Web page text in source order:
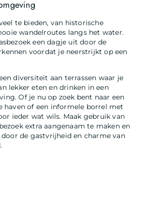
te bieden, van historische
wandelroutes langs het water.
een dagje uit door de
voordat je neerstrijkt op een
diversiteit aan terrassen waar je
lekker eten en drinken in een
Of je nu op zoek bent naar een
haven of een informele borrel met
ieder wat wils. Maak gebruik van
extra aangenaam te maken en
door de gastvrijheid en charme van